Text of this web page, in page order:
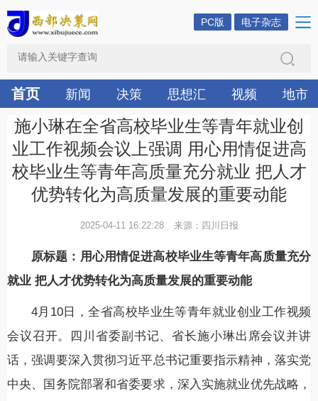
PC版 电子杂志
首页 新闻 决策 思想汇 视频 地市
施小琳在全省高校毕业生等青年就业创
业工作视频会议上强调 用心用情促进高
校毕业生等青年高质量充分就业 把人才
优势转化为高质量发展的重要动能
2025-04-11 16:22:28 来源：四川日报
原标题：用心用情促进高校毕业生等青年高质量充分
就业 把人才优势转化为高质量发展的重要动能
4月10日，全省高校毕业生等青年就业创业工作视频
会议召开。四川省委副书记、省长施小琳出席会议并讲
话，强调要深入贯彻习近平总书记重要指示精神，落实党
中央、国务院部署和省委要求，深入实施就业优先战略，